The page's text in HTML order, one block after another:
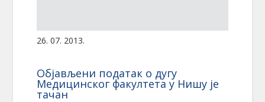
26. 07. 2013.
Објављени податак о дугу
Медицинског факултета у Нишу је
тачан